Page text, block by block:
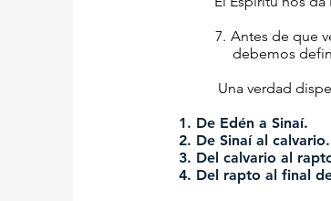
7. Antes de que
debemos definir
Una verdad
De Edén a Sinaí.
De Sinaí al calvario.
Del calvario al
Del rapto al final